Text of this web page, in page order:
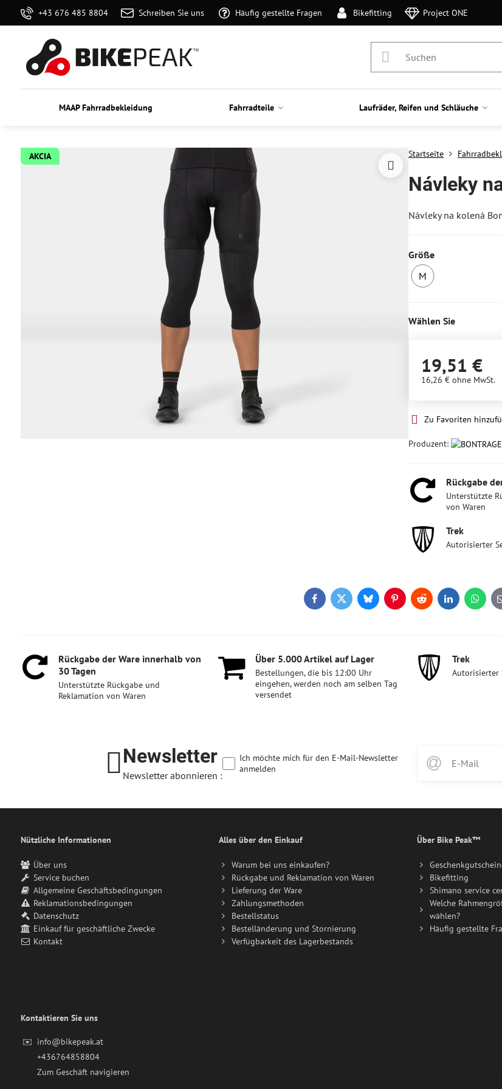
+43 676 485 8804 Schreiben Sie uns Häufig gestellte Fragen Bikefitting Project ONE
MAAP Fahrradbekleidung Fahrradteile Laufräder, Reifen und Schläuche
AKCIA Startseite
Návleky
Návleky na kolená
Größe
M
auf
Wählen Sie
19,51 €
16,26 € ohne MwSt.
Zu Favoriten
Produzent:
Rückgabe
Unterstützte
von Waren
Trek
Autorisierter
FacebookTwitterBlueskyPinterestRedditLinkedIn
Rückgabe der Ware innerhalb von
30 Tagen
Unterstützte Rückgabe und
Reklamation von Waren
Über 5​.000 Artikel auf Lager
Bestellungen, die bis 12:00 Uhr
eingehen, werden noch am selben Tag
versendet
Trek
Autorisierter
Newsletter
Newsletter abonnieren :
Ich möchte mich für den E-Mail-Newsletter
anmelden
Nützliche Informationen
Über uns
Service buchen
Allgemeine Geschäftsbedingungen
Reklamationsbedingungen
Datenschutz
Einkauf für geschäftliche Zwecke
Kontakt
Alles über den Einkauf
Warum bei uns einkaufen?
Rückgabe und Reklamation von Waren
Lieferung der Ware
Zahlungsmethoden
Bestellstatus
Bestelländerung und Stornierung
Verfügbarkeit des Lagerbestands
Über Bike Peak™
Bikefitting
Shimano service
Welche
wählen?
Häufig gestellte
Kontaktieren Sie uns
✉️ info@bikepeak.at
+436764858804
Zum Geschäft navigieren